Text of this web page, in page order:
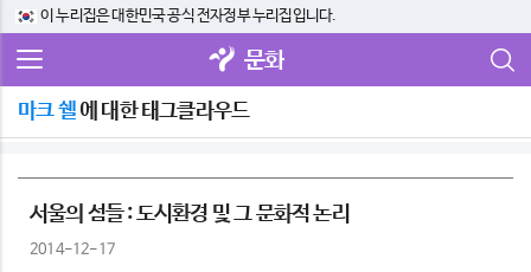
이 누리집은 대한민국 공식 전자정부 누리집입니다.
문화
마크 쉘에 대한 태그클라우드
서울의 섬들 : 도시환경 및 그 문화적 논리
2014-12-17